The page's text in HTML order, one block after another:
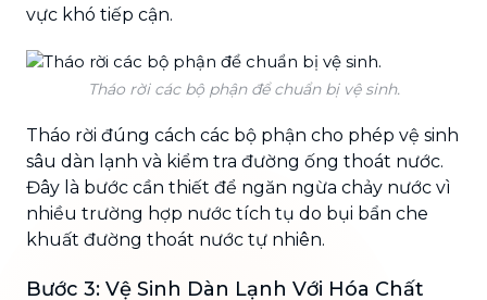
vực khó tiếp cận.
Tháo rời các bộ phận để chuẩn bị vệ sinh.
Tháo rời đúng cách các bộ phận cho phép vệ sinh
sâu dàn lạnh và kiểm tra đường ống thoát nước.
Đây là bước cần thiết để ngăn ngừa chảy nước vì
nhiều trường hợp nước tích tụ do bụi bẩn che
khuất đường thoát nước tự nhiên.
Bước 3: Vệ Sinh Dàn Lạnh Với Hóa Chất